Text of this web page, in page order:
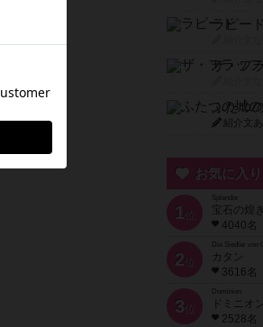
ラピード
ザ・フ
ふたつ
紹介文あ
お気に入
1 位
宝石の煌き
4040名
2 位
Die Siedler von
カタン
3616名
3 位
ドミニオン
2528名